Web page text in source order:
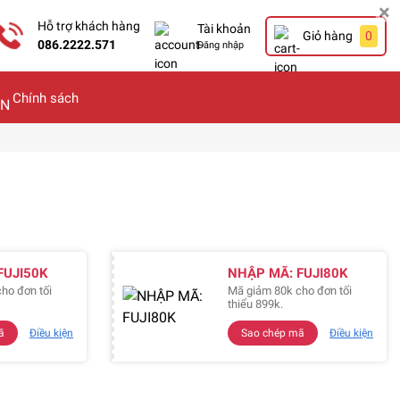
×
Hỗ trợ khách hàng
086.2222.571
Tài khoản
Đăng nhập
Giỏ hàng 0
Chính sách
đơn tối
Điều kiện
NHẬP MÃ: FUJI80K
Mã giảm 80k cho đơn tối
thiểu 899k.
Sao chép mã Điều kiện